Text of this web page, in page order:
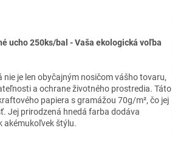
ucho 250ks/bal - Vaša ekologická voľba
je len obyčajným nosičom vášho tovaru,
a ochrane životného prostredia. Táto
papiera s gramážou 70g/m², čo jej
Jej prirodzená hnedá farba dodáva
akémukoľvek štýlu.